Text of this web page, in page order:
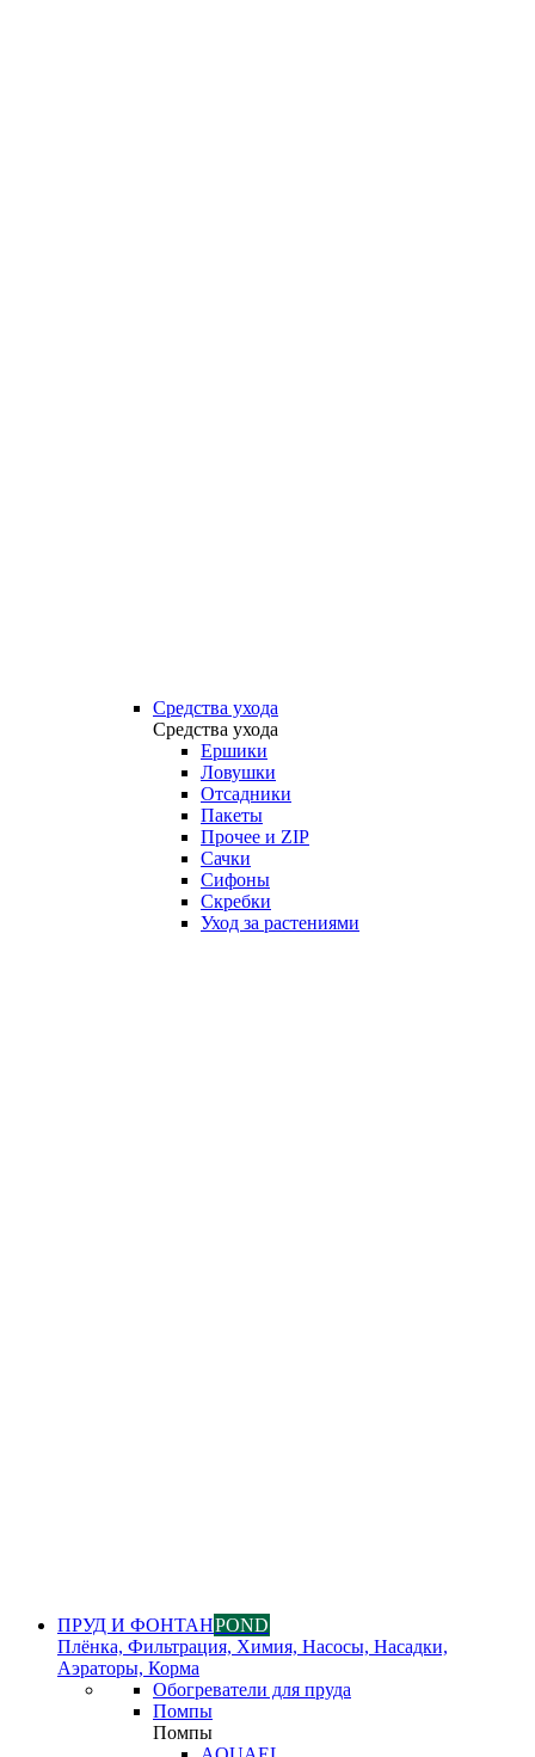
Средства ухода
Средства ухода
Ершики
Ловушки
Отсадники
Пакеты
Прочее и ZIP
Сачки
Сифоны
Скребки
Уход за растениями
ПРУД И ФОНТАНPOND
Плёнка, Фильтрация, Химия, Насосы, Насадки,
Аэраторы, Корма
Обогреватели для пруда
Помпы
Помпы